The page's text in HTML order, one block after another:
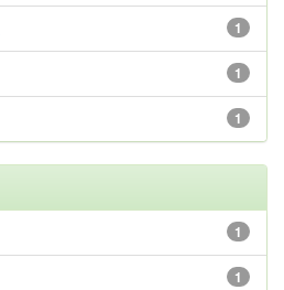
1
1
1
1
1